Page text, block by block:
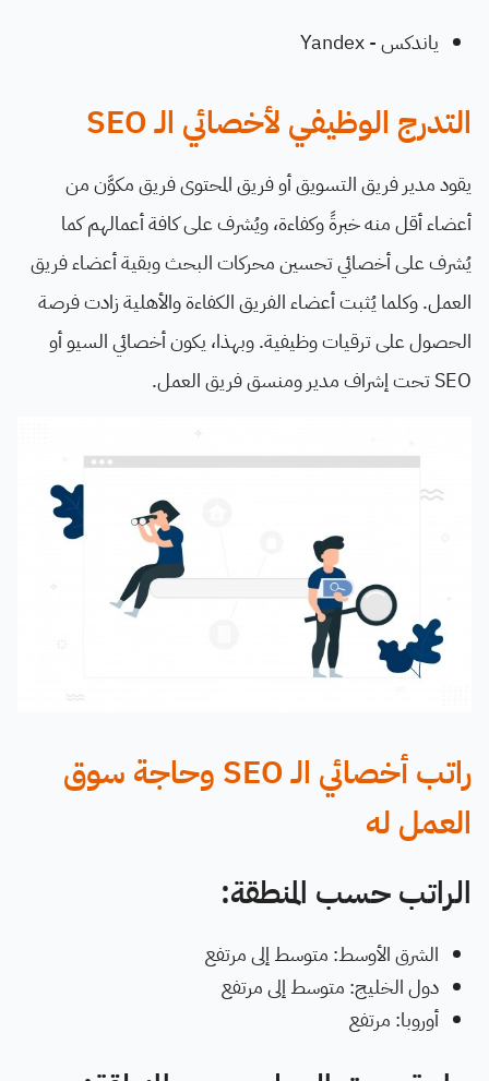
ياندكس - Yandex
التدرج الوظيفي لأخصائي الـ SEO
يقود مدير فريق التسويق أو فريق المحتوى فريق مكوَّن من
أعضاء أقل منه خبرةً وكفاءة، ويُشرف على كافة أعمالهم كما
يُشرف على أخصائي تحسين محركات البحث وبقية أعضاء فريق
العمل. وكلما يُثبت أعضاء الفريق الكفاءة والأهلية زادت فرصة
الحصول على ترقيات وظيفية. وبهذا، يكون أخصائي السيو أو
SEO تحت إشراف مدير ومنسق فريق العمل.
راتب أخصائي الـ SEO وحاجة سوق
العمل له
الراتب حسب المنطقة:
الشرق الأوسط: متوسط إلى مرتفع
دول الخليج: متوسط إلى مرتفع
أوروبا: مرتفع